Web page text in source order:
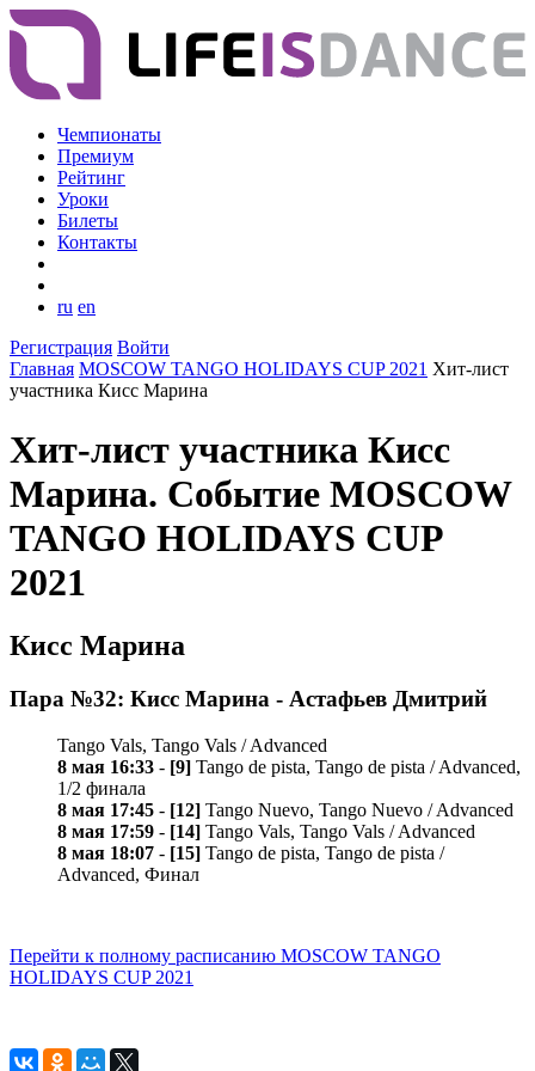
Чемпионаты
Премиум
Рейтинг
Уроки
Билеты
Контакты
ru en
Регистрация Войти
Главная MOSCOW TANGO HOLIDAYS CUP 2021 Хит-лист
участника Кисс Марина
Хит-лист участника Кисс
Марина. Событие MOSCOW
TANGO HOLIDAYS CUP
2021
Кисс Марина
Пара №32: Кисс Марина - Астафьев Дмитрий
Tango Vals, Tango Vals / Advanced
8 мая 16:33 - [9] Tango de pista, Tango de pista / Advanced,
1/2 финала
8 мая 17:45 - [12] Tango Nuevo, Tango Nuevo / Advanced
8 мая 17:59 - [14] Tango Vals, Tango Vals / Advanced
8 мая 18:07 - [15] Tango de pista, Tango de pista /
Advanced, Финал
Перейти к полному расписанию MOSCOW TANGO
HOLIDAYS CUP 2021